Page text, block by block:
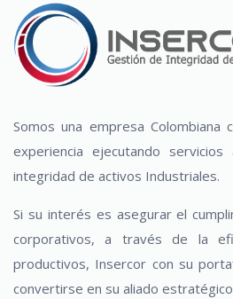
Somos una empresa
experiencia ejecutando
integridad de activos Industriales.
Si su interés es asegurar el
corporativos, a través de la
productivos, Insercor con su
convertirse en su aliado